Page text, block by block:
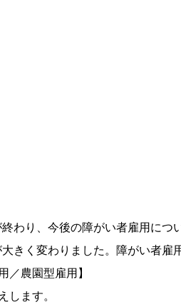
り、今後の障がい者雇用につ
きく変わりました。障がい者雇
／農園型雇用】
します。